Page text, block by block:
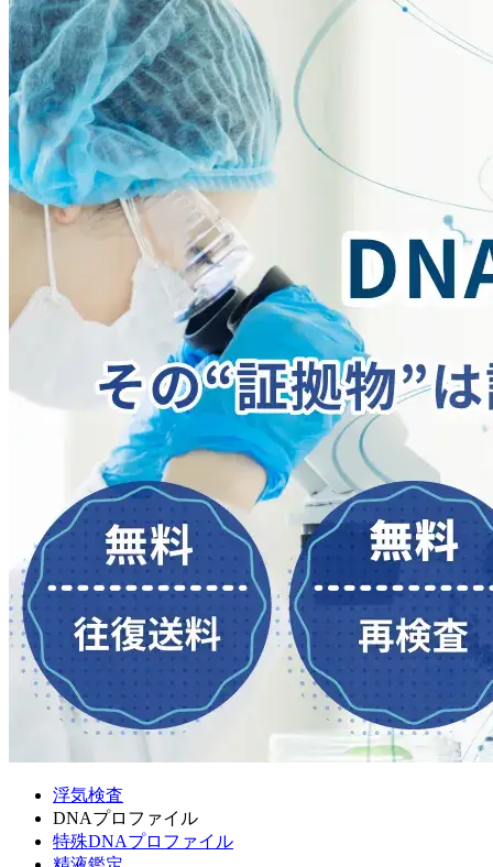
浮気検査
DNAプロファイル
特殊DNAプロファイル